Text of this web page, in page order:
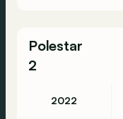
Polestar
2
2022